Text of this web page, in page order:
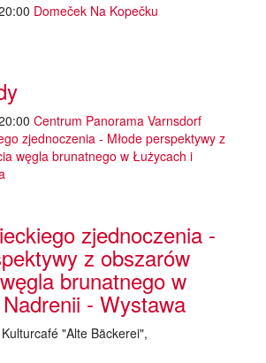
Domeček Na Kopečku
Centrum Panorama Varnsdorf
zjednoczenia -
z obszarów
brunatnego w
- Wystawa
Kulturcafé "Alte Bäckerei",